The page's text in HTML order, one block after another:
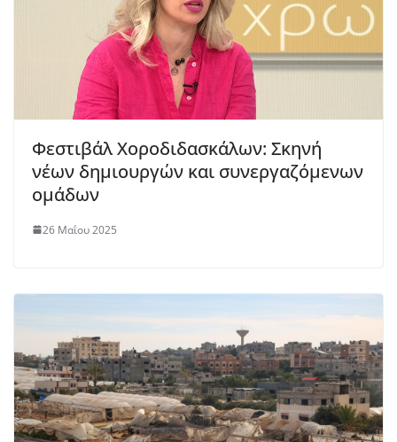
Φεστιβάλ Χοροδιδασκάλων: Σκηνή
νέων δημιουργών και συνεργαζόμενων
ομάδων
26 Μαΐου 2025